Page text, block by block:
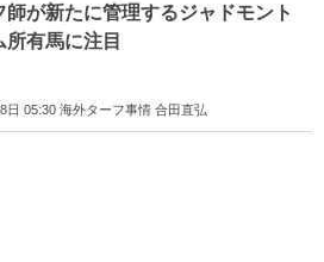
師が新たに管理するジャドモント
所有馬に注目
日 05:30 海外ターフ事情 合田直弘